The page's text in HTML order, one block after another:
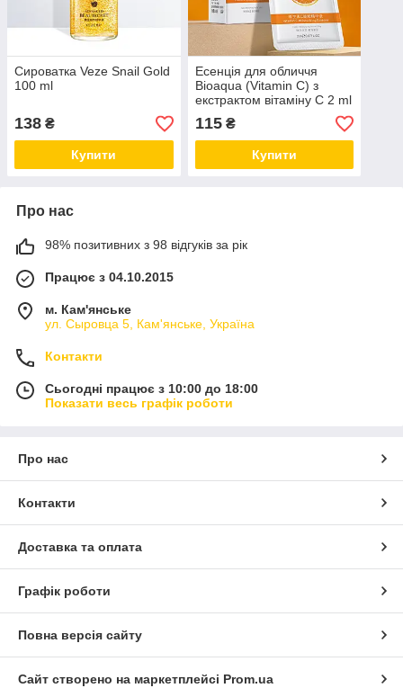
Сироватка Veze Snail Gold
100 ml
138 ₴
Купити
Есенція для обличчя
Bioaqua (Vitamin C) з
екстрактом вітаміну C 2 ml
(паковання 30 штук)
115₴
Купити
Про нас
98% позитивних з 98 відгуків за рік
Працює з 04.10.2015
м. Кам'янське
ул. Сыровца 5, Кам'янське, Україна
Контакти
Сьогодні працює з 10:00 до 18:00
Показати весь графік роботи
Про нас
Контакти
Доставка та оплата
Графік роботи
Повна версія сайту
Сайт створено на маркетплейсі Prom.ua